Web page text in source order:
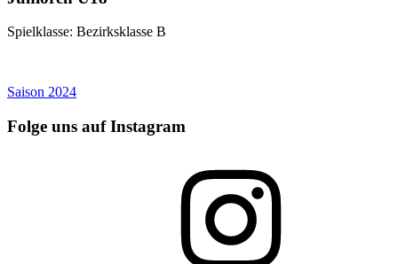
Spielklasse: Bezirksklasse B
Saison 2024
Folge uns auf Instagram